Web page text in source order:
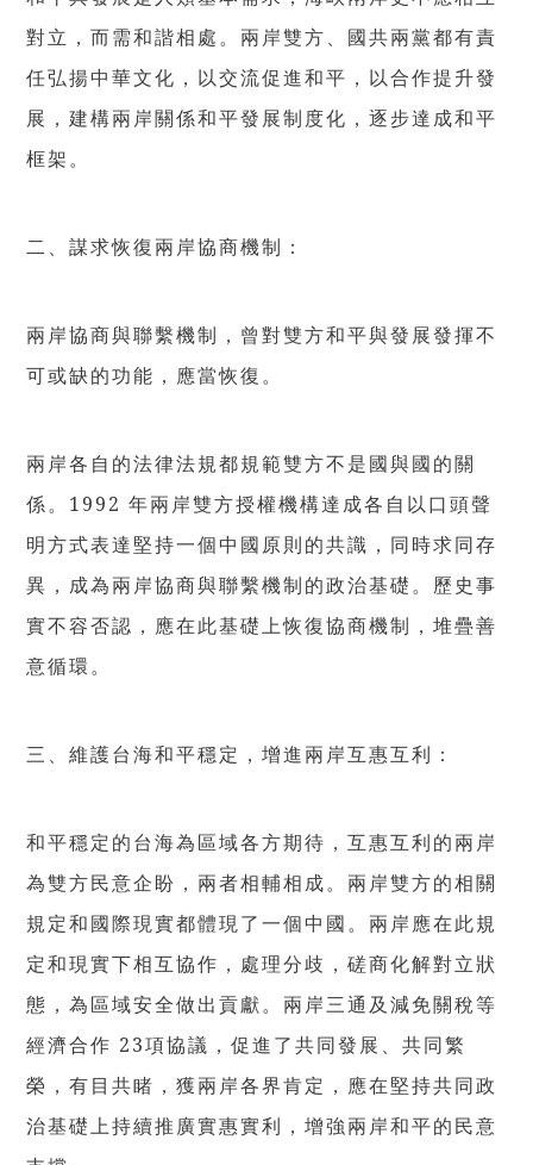
對立，而需和諧相處。兩岸雙方、國共兩黨都有責
任弘揚中華文化，以交流促進和平，以合作提升發
展，建構兩岸關係和平發展制度化，逐步達成和平
框架。
二、謀求恢復兩岸協商機制：
兩岸協商與聯繫機制，曾對雙方和平與發展發揮不
可或缺的功能，應當恢復。
兩岸各自的法律法規都規範雙方不是國與國的關
係。1992 年兩岸雙方授權機構達成各自以口頭聲
明方式表達堅持一個中國原則的共識，同時求同存
異，成為兩岸協商與聯繫機制的政治基礎。歷史事
實不容否認，應在此基礎上恢復協商機制，堆疊善
意循環。
三、維護台海和平穩定，增進兩岸互惠互利：
和平穩定的台海為區域各方期待，互惠互利的兩岸
為雙方民意企盼，兩者相輔相成。兩岸雙方的相關
規定和國際現實都體現了一個中國。兩岸應在此規
定和現實下相互協作，處理分歧，磋商化解對立狀
態，為區域安全做出貢獻。兩岸三通及減免關稅等
經濟合作 23項協議，促進了共同發展、共同繁
榮，有目共睹，獲兩岸各界肯定，應在堅持共同政
治基礎上持續推廣實惠實利，增強兩岸和平的民意